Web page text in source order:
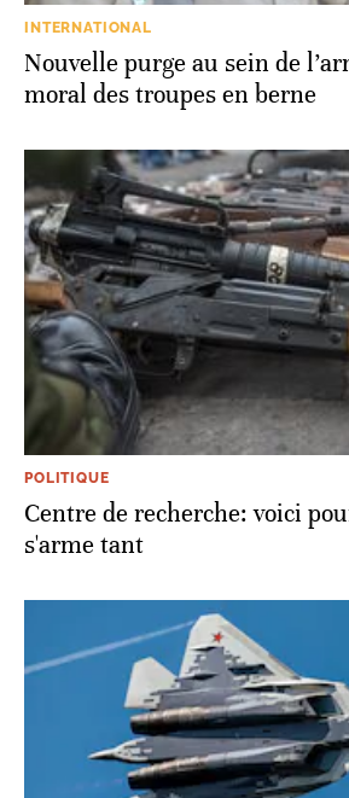
INTERNATIONAL
Nouvelle purge au sein de
moral des troupes en berne
POLITIQUE
Centre de recherche: voici
s'arme tant